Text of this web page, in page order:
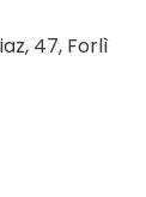
47, Forlì